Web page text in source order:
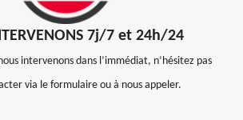
7j/7 et 24h/24
intervenons dans l’immédiat, n’hésitez pas
via le formulaire ou à nous appeler.